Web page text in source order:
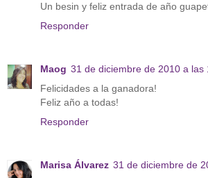
Un besin y feliz entrada de año
Responder
Maog 31 de diciembre de 2010 a las
Felicidades a la ganadora!
Feliz año a todas!
Responder
Marisa Álvarez 31 de diciembre de